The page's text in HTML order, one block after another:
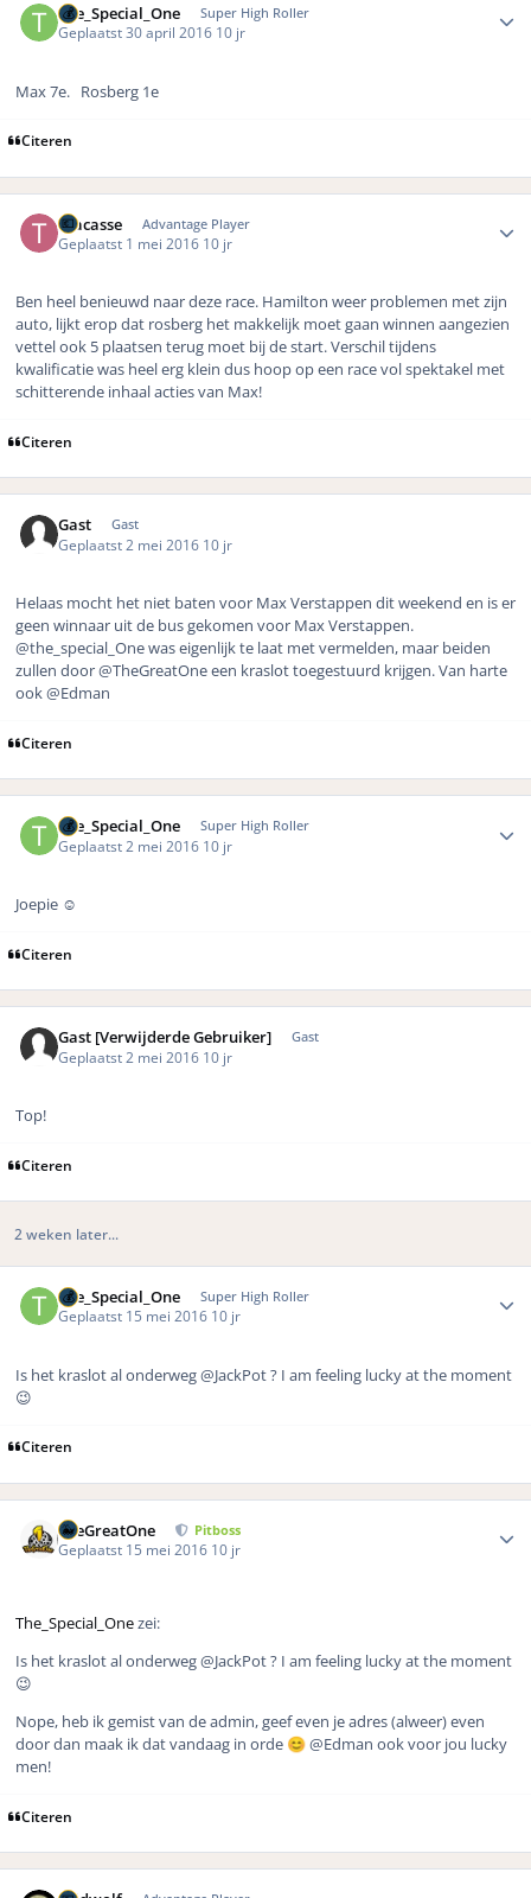
The_Special_One Super High Roller
Geplaatst 30 april 2016 10 jr
Max 7e. Rosberg 1e
Citeren
Tracasse Advantage Player
Geplaatst 1 mei 2016 10 jr
Ben heel benieuwd naar deze race. Hamilton weer problemen met zijn
auto, lijkt erop dat rosberg het makkelijk moet gaan winnen aangezien
vettel ook 5 plaatsen terug moet bij de start. Verschil tijdens
kwalificatie was heel erg klein dus hoop op een race vol spektakel met
schitterende inhaal acties van Max!
Citeren
Gast Gast
Geplaatst 2 mei 2016 10 jr
Helaas mocht het niet baten voor Max Verstappen dit weekend en is er
geen winnaar uit de bus gekomen voor Max Verstappen.
@the_special_One was eigenlijk te laat met vermelden, maar beiden
zullen door@TheGreatOne een kraslot toegestuurd krijgen. Van harte
ook@Edman
Citeren
The_Special_One Super High Roller
Geplaatst 2 mei 2016 10 jr
Joepie ☺️
Citeren
Gast [Verwijderde Gebruiker] Gast
Geplaatst 2 mei 2016 10 jr
Top!
Citeren
2 weken later...
The_Special_One Super High Roller
Geplaatst 15 mei 2016 10 jr
Is het kraslot al onderweg@JackPot? I am feeling lucky at the moment
😉
Citeren
TheGreatOne Pitboss
Geplaatst 15 mei 2016 10 jr
The_Special_Onezei:
Is het kraslot al onderweg@JackPot? I am feeling lucky at the moment
😉
Nope, heb ik gemist van de admin, geef even je adres (alweer) even
door dan maak ik dat vandaag in orde 😊 @Edman ook voor jou lucky
men!
Citeren